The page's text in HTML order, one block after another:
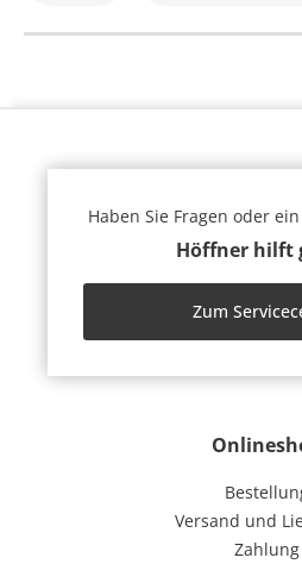
Versand und
Zahlung
Haben Sie Fragen oder
Höffner hilft
Zum